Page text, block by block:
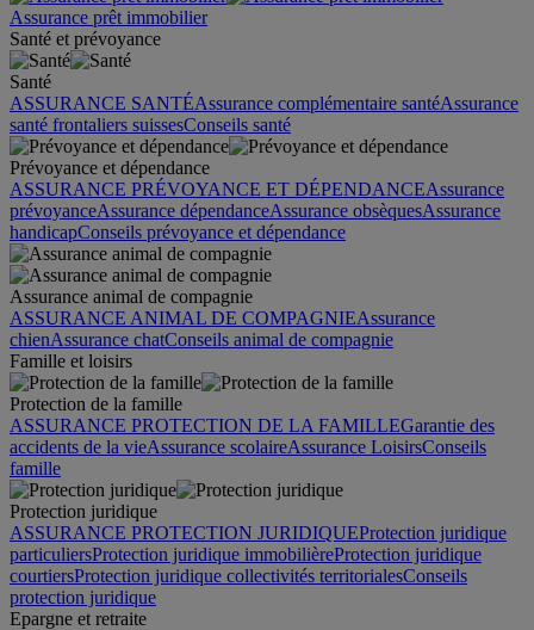
Assurance prêt immobilier
Santé et prévoyance
Santé
ASSURANCE SANTÉAssurance complémentaire santéAssurance
santé frontaliers suissesConseils santé
Prévoyance et dépendance
ASSURANCE PRÉVOYANCE ET DÉPENDANCEAssurance
prévoyanceAssurance dépendanceAssurance obsèquesAssurance
handicapConseils prévoyance et dépendance
Assurance animal de compagnie
ASSURANCE ANIMAL DE COMPAGNIEAssurance
chienAssurance chatConseils animal de compagnie
Famille et loisirs
Protection de la famille
ASSURANCE PROTECTION DE LA FAMILLEGarantie des
accidents de la vieAssurance scolaireAssurance LoisirsConseils
famille
Protection juridique
ASSURANCE PROTECTION JURIDIQUEProtection juridique
particuliersProtection juridique immobilièreProtection juridique
courtiersProtection juridique collectivités territorialesConseils
protection juridique
Epargne et retraite